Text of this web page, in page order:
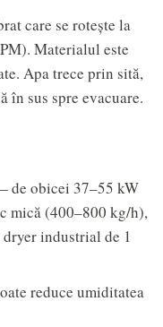
care se rotește la
Materialul este
Apa trece prin sită,
în sus spre evacuare.
de obicei 37–55 kW
mică (400–800 kg/h),
industrial de 1
reduce umiditatea